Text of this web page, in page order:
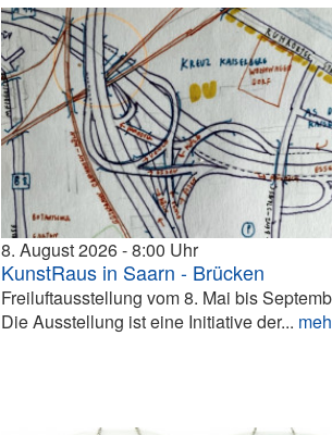
8. August 2026 8:00
KunstRaus in Saarn - Brücken
Freiluftausstellung vom 8. Mai bis
Die Ausstellung ist eine Initiative der...